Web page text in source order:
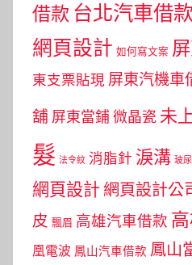
借款 台北汽車借款
網頁設計 如何寫文案
東支票貼現 屏東汽機車
舖 屏東當鋪 微晶瓷 未
髮 法令紋 消脂針 淚溝 玻
網頁設計 網頁設計公
皮 飄眉 高雄汽車借款
凰電波 鳳山汽車借款 鳳山